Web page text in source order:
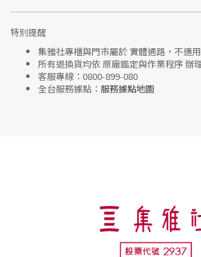
特別提醒
集雅社專櫃與門市屬於 實體通路，不適
所有退換貨均依 原廠鑑定與作業程序辦
客服專線： 0800-899-080
全台服務據點： 服務據點地圖